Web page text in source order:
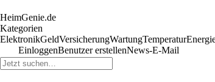
HeimGenie.de
Kategorien
ElektronikGeldVersicherungWartungTemperatur
EinloggenBenutzer erstellenNews-E-Mail